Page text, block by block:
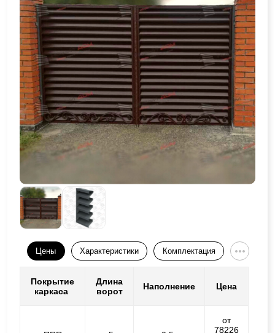
Цены Характеристики Комплектация
Покрытие
каркаса
Длина
ворот
Наполнение Цена
от
78226